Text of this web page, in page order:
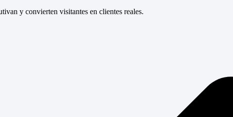
y convierten visitantes en clientes reales.